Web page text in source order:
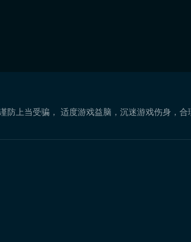
上当受骗， 适度游戏益脑，沉迷游戏伤身，